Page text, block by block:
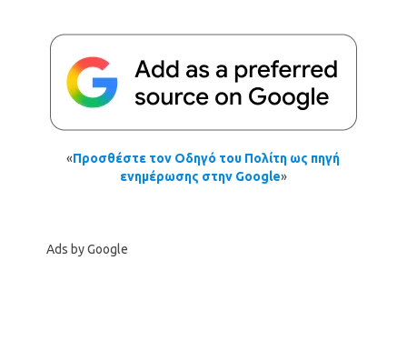
«Προσθέστε τον Οδηγό του Πολίτη ως πηγή
ενημέρωσης στην Google»
Ads by Google